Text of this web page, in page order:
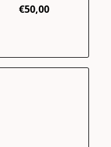
€50,00